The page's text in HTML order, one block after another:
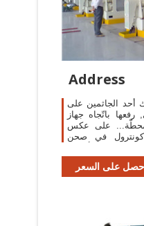
Address
الجاثمين على
باتّجاه جهاز
المحطّة... على عكس
في صحن
على السعر